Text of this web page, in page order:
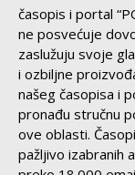
časopis i portal
ne posvećuje
zaslužuju svoje
i ozbiljne
našeg časopisa i
pronađu stručnu
ove oblasti.
pažljivo izabranih